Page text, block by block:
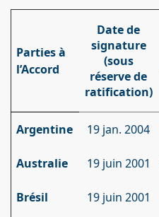
Parties à
l’Accord
Date de
signature
(sous
réserve de
ratification)
Argentine 19 jan. 2004
Australie 19 juin 2001
Brésil 19 juin 2001